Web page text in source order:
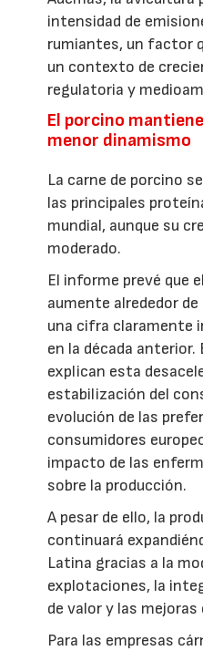
intensidad de
rumiantes, un factor
un contexto de
regulatoria y
El porcino
menor dinamismo
La carne de porcino
las principales
mundial, aunque su
moderado.
El informe prevé que
aumente alrededor
una cifra claramente
en la década
explican esta
estabilización del
evolución de las
consumidores
impacto de las
sobre la producción.
A pesar de ello, la
continuará
Latina gracias a la
explotaciones, la
de valor y las mejoras
Para las empresas